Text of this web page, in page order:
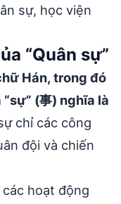
sự, học viện
“Quân sự”
Hán, trong đó
(事) nghĩa là
chỉ các công
đội và chiến
hoạt động